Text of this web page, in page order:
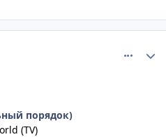
порядок)
(TV)